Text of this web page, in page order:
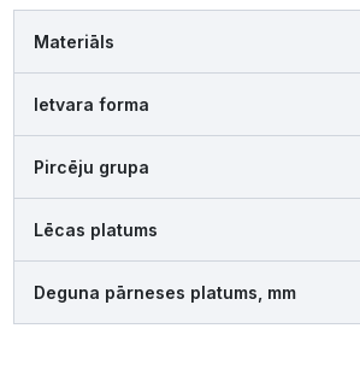
Materiāls
Ietvara forma
Pircēju grupa
Lēcas platums
Deguna pārneses platums, mm